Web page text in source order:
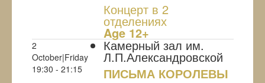
Концерт в 2
отделениях
Age 12+
2
October|Friday
19:30 - 21:15
Камерный зал им.
Л.П.Александровской
ПИСЬМА КОРОЛЕВЫ